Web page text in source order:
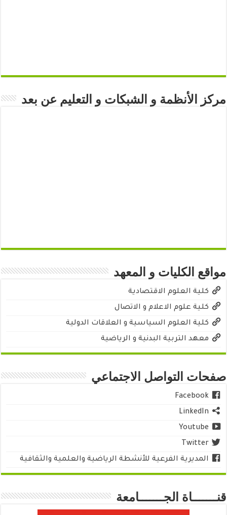
مركز الأنظمة و الشبكات و التعليم عن بعد
مواقع الكليات و المعهد
كلية العلوم الاقتصادية
كلية علوم الاعلام و الاتصال
كلية العلوم السياسية و العلاقات الدولية
معهد التربية البدنية و الرياضية
صفحات التواصل الاجتماعي
Facebook
LinkedIn
Youtube
Twitter
المديرية الفرعية للأنشطة الرياضية والعلمية والثقافية
قنـــــــاة الجـــــــامعة